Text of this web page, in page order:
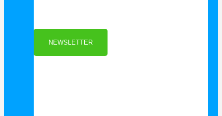
Als Danke schön für Ihre Anmeldung
NEWSLETTER